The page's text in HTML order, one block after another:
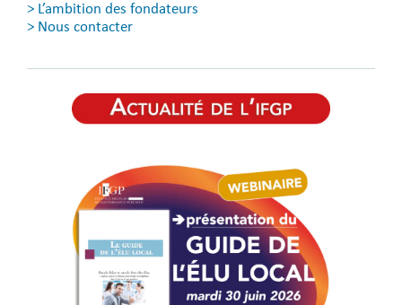
> L’ambition des fondateurs
> Nous contacter